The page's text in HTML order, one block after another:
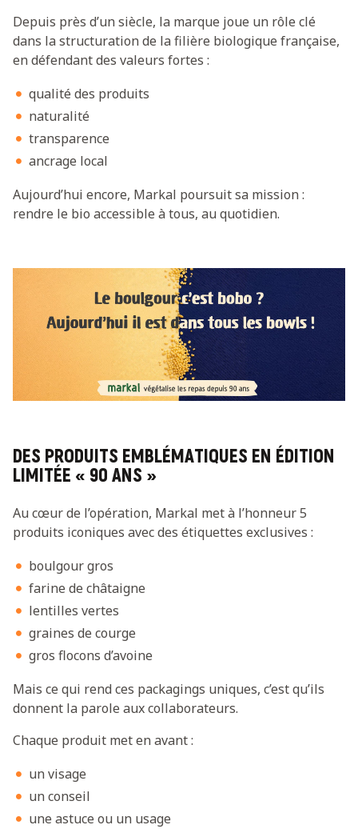
Depuis près d’un siècle, la marque joue un rôle clé
dans la structuration de la filière biologique française,
en défendant des valeurs fortes :
qualité des produits
naturalité
transparence
ancrage local
Aujourd’hui encore, Markal poursuit sa mission :
rendre le bio accessible à tous, au quotidien.
DES PRODUITS EMBLÉMATIQUES EN ÉDITION
LIMITÉE « 90 ANS »
Au cœur de l’opération, Markal met à l’honneur 5
produits iconiques avec des étiquettes exclusives :
boulgour gros
farine de châtaigne
lentilles vertes
graines de courge
gros flocons d’avoine
Mais ce qui rend ces packagings uniques, c’est qu’ils
donnent la parole aux collaborateurs.
Chaque produit met en avant :
un visage
un conseil
une astuce ou un usage